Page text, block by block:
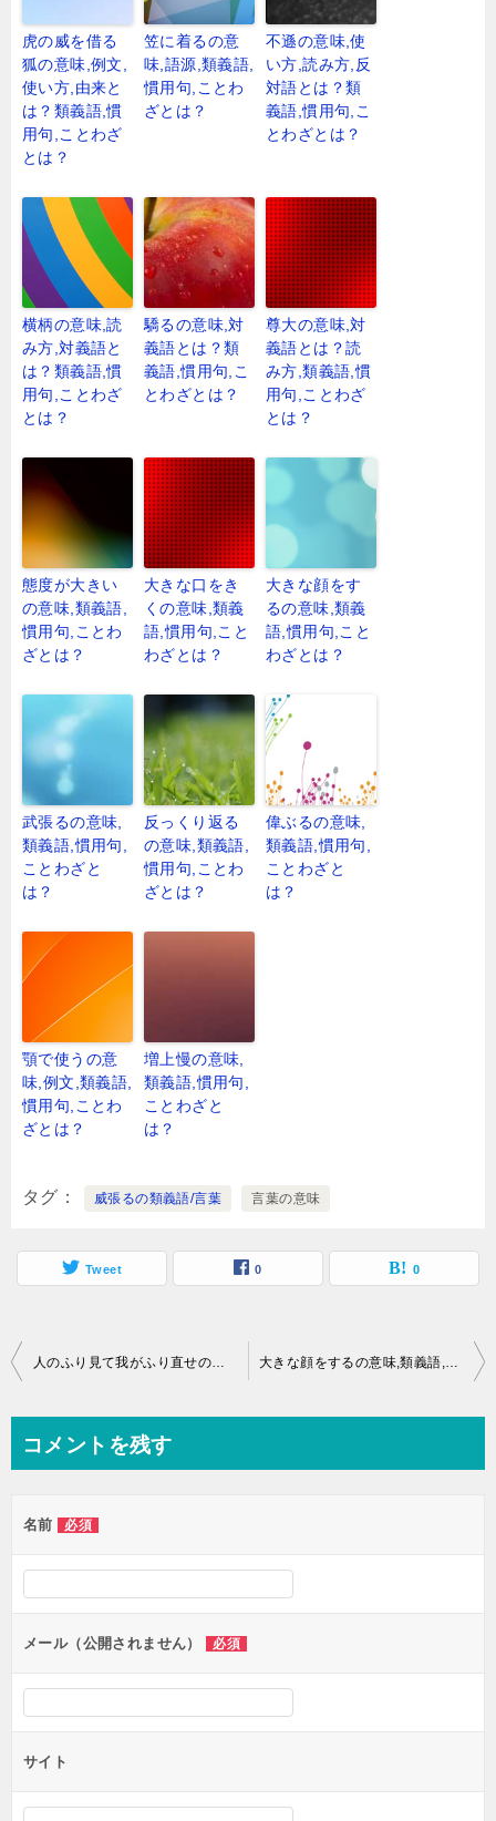
虎の威を借る
狐の意味,例文,
使い方,由来と
は？類義語,慣
用句,ことわざ
とは？
笠に着るの意
味,語源,類義語,
慣用句,ことわ
ざとは？
不遜の意味,使
い方,読み方,反
対語とは？類
義語,慣用句,こ
とわざとは？
横柄の意味,読
み方,対義語と
は？類義語,慣
用句,ことわざ
とは？
驕るの意味,対
義語とは？類
義語,慣用句,こ
とわざとは？
尊大の意味,対
義語とは？読
み方,類義語,慣
用句,ことわざ
とは？
態度が大きい
の意味,類義語,
慣用句,ことわ
ざとは？
大きな口をき
くの意味,類義
語,慣用句,こと
わざとは？
大きな顔をす
るの意味,類義
語,慣用句,こと
わざとは？
武張るの意味,
類義語,慣用句,
ことわざと
は？
反っくり返る
の意味,類義語,
慣用句,ことわ
ざとは？
偉ぶるの意味,
類義語,慣用句,
ことわざと
は？
顎で使うの意
味,例文,類義語,
慣用句,ことわ
ざとは？
増上慢の意味,
類義語,慣用句,
ことわざと
は？
タグ 威張るの類義語/言葉 言葉の意味
Tweet 0 0
投
ビ
ー
シ
ン
人のふり見て我がふり直せの意味,類義語,慣用句,ことわざとは？ 大きな顔をするの意味,類義語,慣用句,ことわざとは？
コメントを残す
名前 必須
メール（公開されません） 必須
サイト